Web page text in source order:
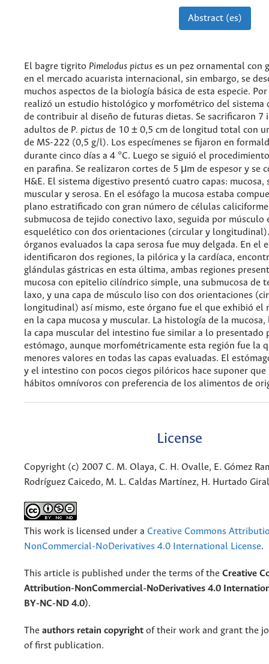
Abstract (es)
El bagre tigrito Pimelodus pictus es un pez ornamental con
en el mercado acuarista internacional, sin embargo, se
muchos aspectos de la biología básica de esta especie.
realizó un estudio histológico y morfométrico del sistema
de contribuir al diseño de futuras dietas. Se sacrificaron 7
adultos de P. pictus de 10 ± 0,5 cm de longitud total con
de MS-222 (0,5 g/l). Los especímenes se fijaron en
durante cinco días a 4 °C. Luego se siguió el
en parafina. Se realizaron cortes de 5 μm de espesor y se
H&E. El sistema digestivo presentó cuatro capas: mucosa,
muscular y serosa. En el esófago la mucosa estaba
plano estratificado con gran número de células
submucosa de tejido conectivo laxo, seguida por músculo
esquelético con dos orientaciones (circular y
órganos evaluados la capa serosa fue muy delgada. En el
identificaron dos regiones, la pilórica y la cardíaca,
glándulas gástricas en esta última, ambas regiones
mucosa con epitelio cilíndrico simple, una submucosa de
laxo, y una capa de músculo liso con dos orientaciones
longitudinal) así mismo, este órgano fue el que exhibió el
en la capa mucosa y muscular. La histología de la mucosa,
la capa muscular del intestino fue similar a lo presentado
estómago, aunque morfométricamente esta región fue la
menores valores en todas las capas evaluadas. El
y el intestino con pocos ciegos pilóricos hace suponer que
hábitos omnívoros con preferencia de los alimentos de
License
Copyright (c) 2007 C. M. Olaya, C. H. Ovalle, E. Gómez
Rodríguez Caicedo, M. L. Caldas Martínez, H. Hurtado
This work is licensed under a Creative Commons
NonCommercial-NoDerivatives 4.0 International License.
This article is published under the terms of the Creative
Attribution-NonCommercial-NoDerivatives 4.0
BY-NC-ND 4.0).
The authors retain copyright of their work and grant the
of first publication.